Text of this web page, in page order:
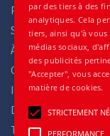
Pièces
Services
À propos de
Contactez
Impressum
Déclaration de
Termes et conditions
par des tiers à des
analytiques. Cela
tiers, ainsi qu'à
médias sociaux,
des publicités
"Accepter", vous
matière de cookies.
STRICTEMENT
PERFORMANCE